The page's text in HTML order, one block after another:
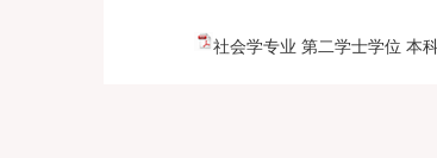
社会学专业 第二学士学位 本